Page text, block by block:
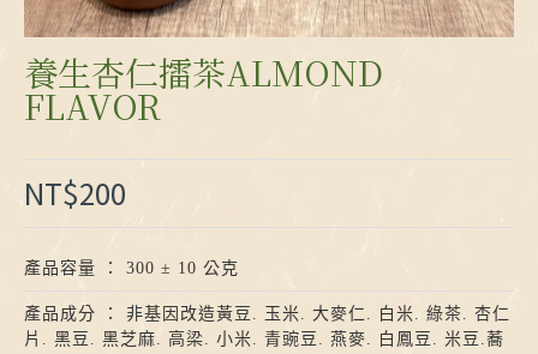
養生杏仁擂茶ALMOND
FLAVOR
NT$200
產品容量 ： 300 ± 10 公克
產品成分 ： 非基因改造黃豆. 玉米. 大麥仁. 白米. 綠茶. 杏仁
片. 黑豆. 黑芝麻. 高梁. 小米. 青豌豆. 燕麥. 白鳳豆. 米豆.蕎